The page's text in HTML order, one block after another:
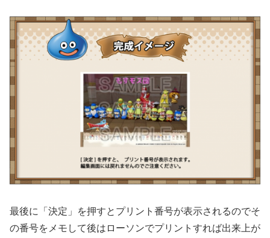
最後に「決定」を押すとプリント番号が表示されるのでそ
の番号をメモして後はローソンでプリントすれば出来上が